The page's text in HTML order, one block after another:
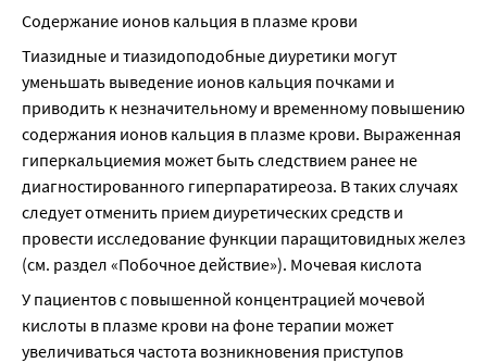
Содержание ионов кальция в плазме крови
Тиазидные и тиазидоподобные диуретики могут
уменьшать выведение ионов кальция почками и
приводить к незначительному и временному повышению
содержания ионов кальция в плазме крови. Выраженная
гиперкальциемия может быть следствием ранее не
диагностированного гиперпаратиреоза. В таких случаях
следует отменить прием диуретических средств и
провести исследование функции паращитовидных желез
(см. раздел «Побочное действие»). Мочевая кислота
У пациентов с повышенной концентрацией мочевой
кислоты в плазме крови на фоне терапии может
увеличиваться частота возникновения приступов